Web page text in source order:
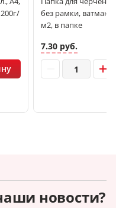
без рамки, ватман
м2, в папке
7.30 руб.
новости?